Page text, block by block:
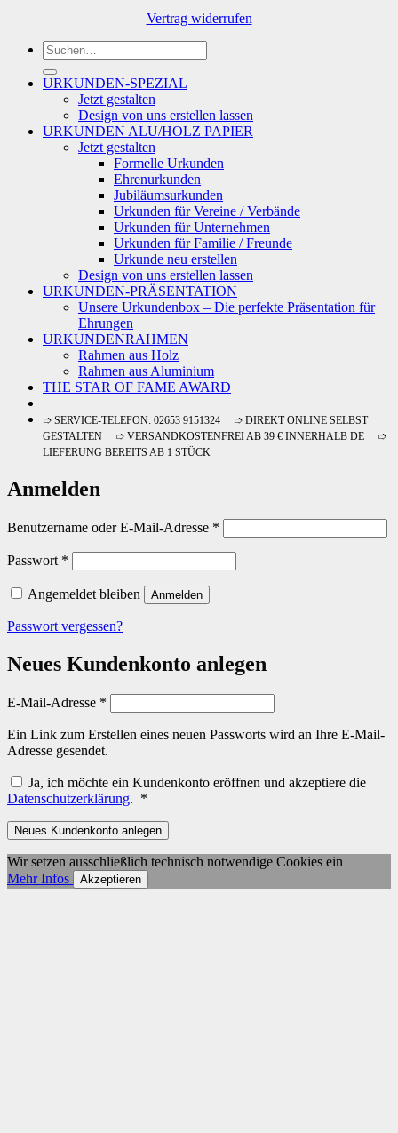
Vertrag widerrufen
Suchen
nach:
URKUNDEN-SPEZIAL
Jetzt gestalten
Design von uns erstellen lassen
URKUNDEN ALU/HOLZ PAPIER
Jetzt gestalten
Formelle Urkunden
Ehrenurkunden
Jubiläumsurkunden
Urkunden für Vereine / Verbände
Urkunden für Unternehmen
Urkunden für Familie / Freunde
Urkunde neu erstellen
Design von uns erstellen lassen
URKUNDEN-PRÄSENTATION
Unsere Urkundenbox – Die perfekte Präsentation für
Ehrungen
URKUNDENRAHMEN
Rahmen aus Holz
Rahmen aus Aluminium
THE STAR OF FAME AWARD
➱ SERVICE-TELEFON: 02653 9151324 ➱ DIREKT ONLINE SELBST
GESTALTEN ➱ VERSANDKOSTENFREI AB 39 € INNERHALB DE ➱
LIEFERUNG BEREITS AB 1 STÜCK
Anmelden
Benutzername oder E-Mail-Adresse *
Passwort *
Angemeldet bleiben Anmelden
Passwort vergessen?
Neues Kundenkonto anlegen
E-Mail-Adresse *
Ein Link zum Erstellen eines neuen Passworts wird an Ihre E-Mail-
Adresse gesendet.
Ja, ich möchte ein Kundenkonto eröffnen und akzeptiere die
Datenschutzerklärung. *
Neues Kundenkonto anlegen
Wir setzen ausschließlich technisch notwendige Cookies ein
Mehr Infos
Akzeptieren